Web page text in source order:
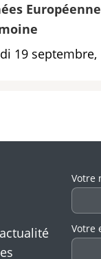
19 septembre,
Votre
Votre